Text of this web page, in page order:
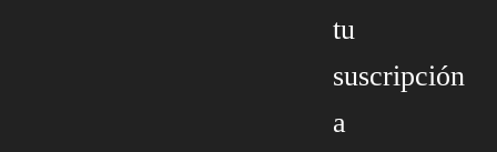
tu
suscripción
a